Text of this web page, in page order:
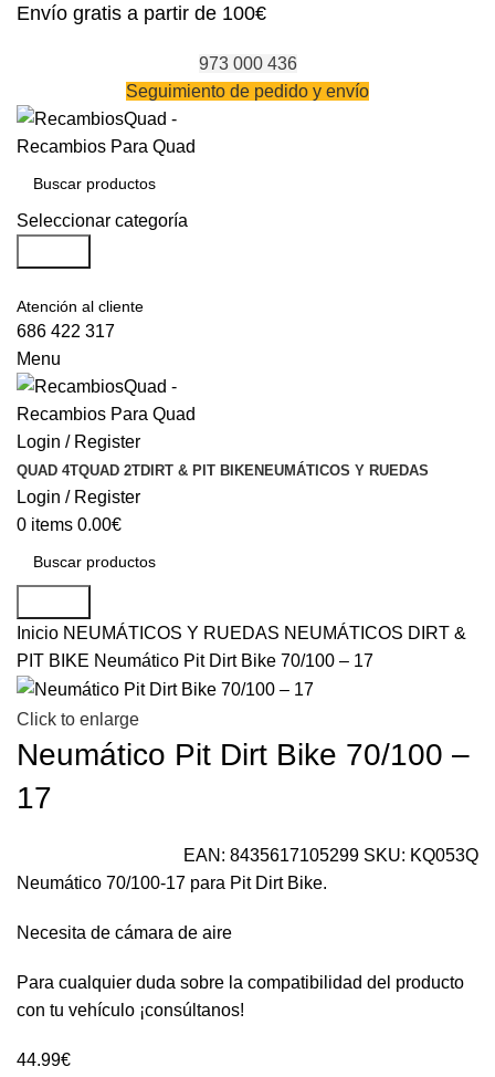
Envío gratis a partir de 100€
973 000 436
Seguimiento de pedido y envío
Seleccionar categoría
Atención al cliente
686 422 317
Menu
Login / Register
QUAD 4TQUAD 2TDIRT & PIT BIKENEUMÁTICOS Y RUEDAS
Login / Register
0 items 0.00€
Inicio NEUMÁTICOS Y RUEDAS NEUMÁTICOS DIRT &
PIT BIKE Neumático Pit Dirt Bike 70/100 – 17
Click to enlarge
Neumático Pit Dirt Bike 70/100 –
17
EAN: 8435617105299 SKU: KQ053Q
Neumático 70/100-17 para Pit Dirt Bike.
Necesita de cámara de aire
Para cualquier duda sobre la compatibilidad del producto
con tu vehículo ¡consúltanos!
44.99€